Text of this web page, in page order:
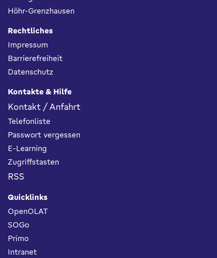
Höhr-Grenzhausen
Rechtliches
Impressum
Barrierefreiheit
Datenschutz
Kontakte & Hilfe
Kontakt / Anfahrt
Telefonliste
Passwort vergessen
E-Learning
Zugriffstasten
RSS
Quicklinks
OpenOLAT
SOGo
Primo
Intranet